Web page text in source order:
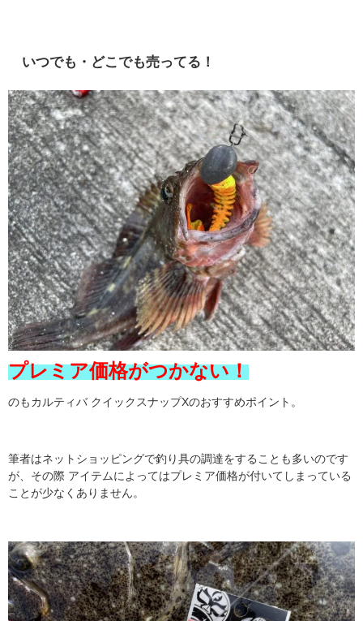
いつでも・どこでも売ってる！
プレミア価格がつかない！
のもカルティバ クイックスナップXのおすすめポイント。
筆者はネットショッピングで釣り具の調達をすることも多いのです
が、その際 アイテムによってはプレミア価格が付いてしまっている
ことが少なくありません。